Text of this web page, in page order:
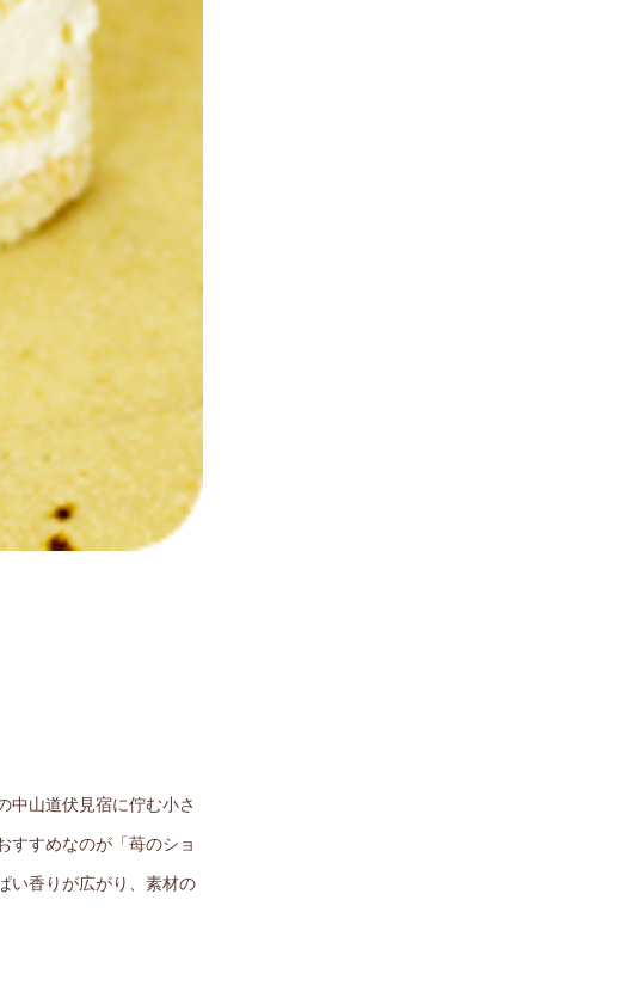
中山道伏見宿に佇む小さ
すすめなのが「苺のショ
い香りが広がり、素材の